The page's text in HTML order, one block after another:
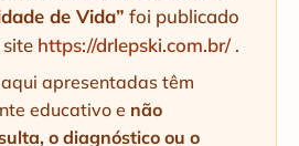
de Vida” foi publicado
https://drlepski.com.br/.
apresentadas têm
educativo e não
o diagnóstico ou o